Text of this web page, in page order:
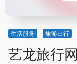
生活服务 旅游出行
艺龙旅行网